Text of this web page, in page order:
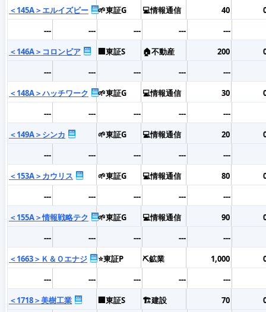
＜145A＞エルイズビー
🌱東証G 💻情報通信 40
---
--- --- ---
---
＜146A＞コロンビア
🏢東証S 🏠不動産 200
---
--- --- ---
---
＜148A＞ハッチワーク
🌱東証G 💻情報通信 30
---
--- --- ---
---
＜149A＞シンカ
🌱東証G 💻情報通信 20
---
--- --- ---
---
＜153A＞カウリス
🌱東証G 💻情報通信 80
---
--- --- ---
---
＜155A＞情報戦略テク
🌱東証G 💻情報通信 90
---
--- --- ---
---
＜1663＞Ｋ＆Ｏエナジ
⭐東証P ⛏️鉱業 1,000
---
--- --- ---
---
＜1718＞美樹工業
🏢東証S 🏗️建設 70